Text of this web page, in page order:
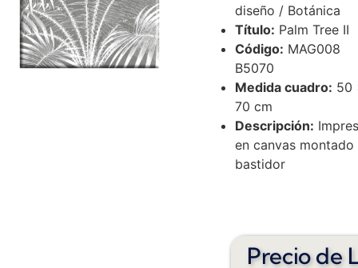
diseño / Botánica
Título: Palm Tree II
Código: MAG008
B5070
Medida cuadro: 50
70 cm
Descripción:
en canvas montado
bastidor
Precio de